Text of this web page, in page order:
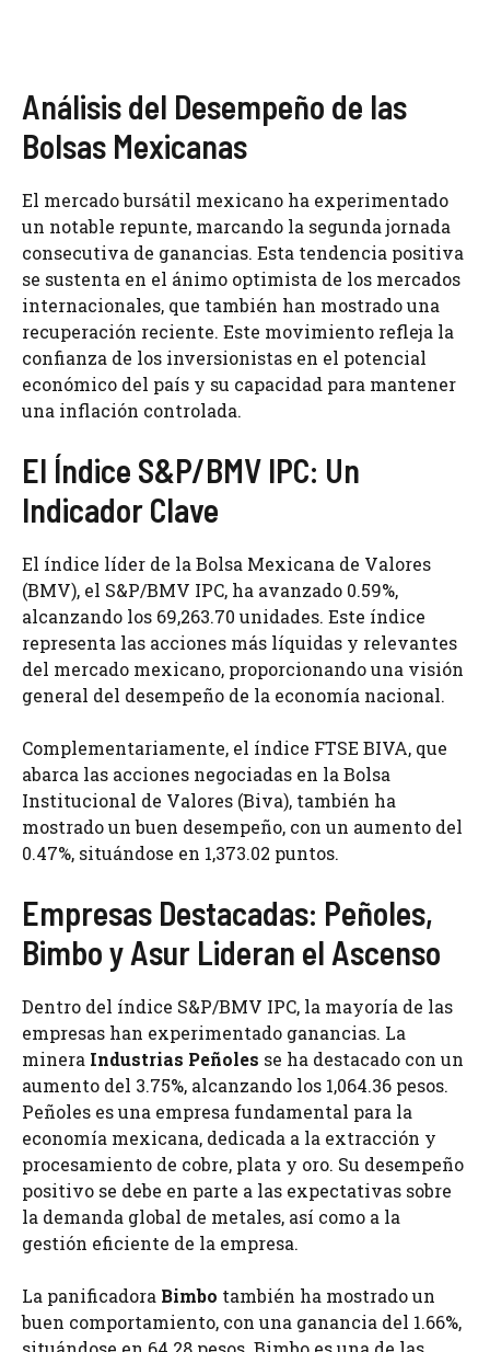
Análisis del Desempeño de las
Bolsas Mexicanas
El mercado bursátil mexicano ha experimentado
un notable repunte, marcando la segunda jornada
consecutiva de ganancias. Esta tendencia positiva
se sustenta en el ánimo optimista de los mercados
internacionales, que también han mostrado una
recuperación reciente. Este movimiento refleja la
confianza de los inversionistas en el potencial
económico del país y su capacidad para mantener
una inflación controlada.
El Índice S&P/BMV IPC: Un
Indicador Clave
El índice líder de la Bolsa Mexicana de Valores
(BMV), el S&P/BMV IPC, ha avanzado 0.59%,
alcanzando los 69,263.70 unidades. Este índice
representa las acciones más líquidas y relevantes
del mercado mexicano, proporcionando una visión
general del desempeño de la economía nacional.
Complementariamente, el índice FTSE BIVA, que
abarca las acciones negociadas en la Bolsa
Institucional de Valores (Biva), también ha
mostrado un buen desempeño, con un aumento del
0.47%, situándose en 1,373.02 puntos.
Empresas Destacadas: Peñoles,
Bimbo y Asur Lideran el Ascenso
Dentro del índice S&P/BMV IPC, la mayoría de las
empresas han experimentado ganancias. La
minera Industrias Peñoles se ha destacado con un
aumento del 3.75%, alcanzando los 1,064.36 pesos.
Peñoles es una empresa fundamental para la
economía mexicana, dedicada a la extracción y
procesamiento de cobre, plata y oro. Su desempeño
positivo se debe en parte a las expectativas sobre
la demanda global de metales, así como a la
gestión eficiente de la empresa.
La panificadora Bimbo también ha mostrado un
buen comportamiento, con una ganancia del 1.66%,